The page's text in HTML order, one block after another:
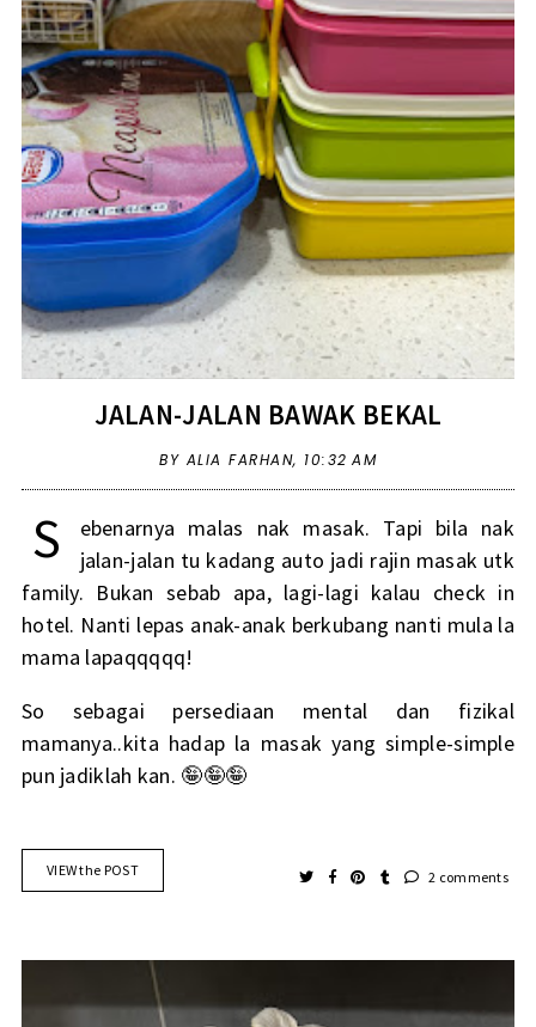
JALAN-JALAN BAWAK BEKAL
BY ALIA FARHAN, 10:32 AM
S
ebenarnya malas nak masak. Tapi bila nak
jalan-jalan tu kadang auto jadi rajin masak utk
family. Bukan sebab apa, lagi-lagi kalau check in
hotel. Nanti lepas anak-anak berkubang nanti mula la
mama lapaqqqqq!
So sebagai persediaan mental dan fizikal
mamanya..kita hadap la masak yang simple-simple
pun jadiklah kan. 🤪🤪🤪
VIEW the POST 2 comments